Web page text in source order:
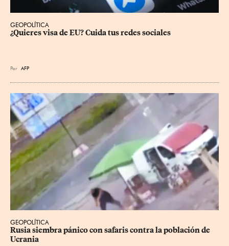
GEOPOLÍTICA
¿Quieres visa de EU? Cuida tus redes sociales
Por AFP
GEOPOLÍTICA
Rusia siembra pánico con safaris contra la población de
Ucrania